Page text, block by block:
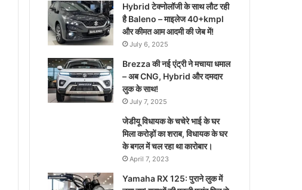
Hybrid टेक्नोलॉजी के साथ लौट रही
है Baleno – माइलेज 40+kmpl
और कीमत आम आदमी की जेब में!
July 6, 2025
Brezza की नई एंट्री ने मचाया धमाल
– अब CNG, Hybrid और दमदार
लुक के साथ!
July 7, 2025
जेडीयू विधायक के चचेरे भाई के घर
मिला करोड़ों का शराब, विधायक के घर
के बगल में चल रहा था कारोबार।
April 7, 2023
Yamaha RX 125: पुराने लुक में